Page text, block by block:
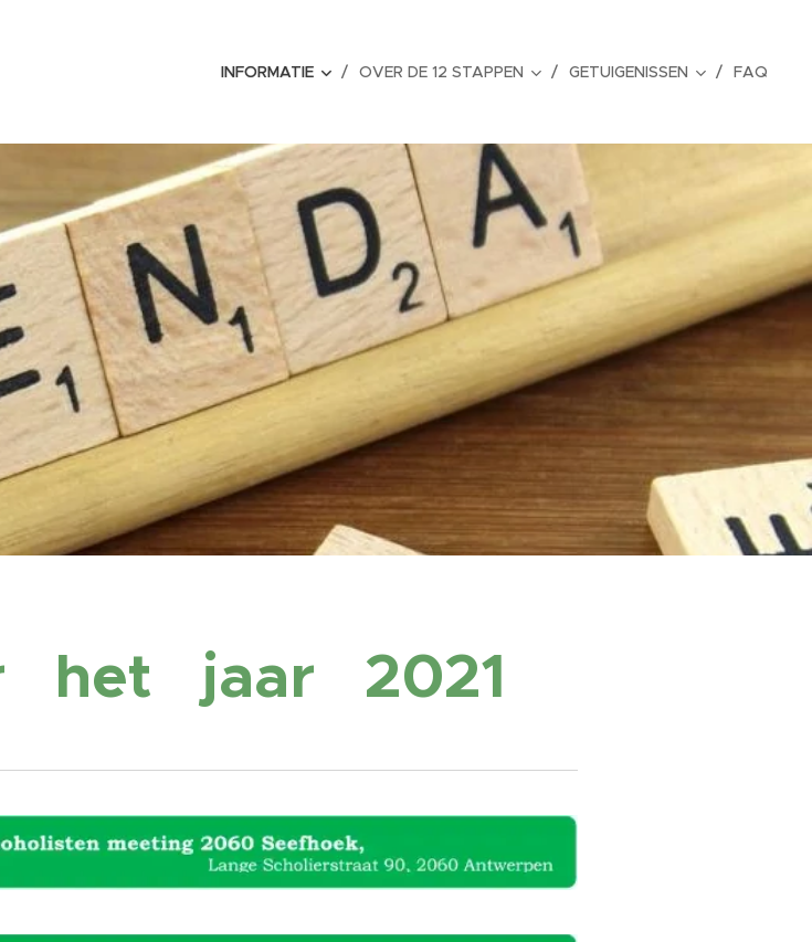
INFORMATIE OVER DE 12 STAPPEN GETUIGENISSEN FAQ
het jaar 2021